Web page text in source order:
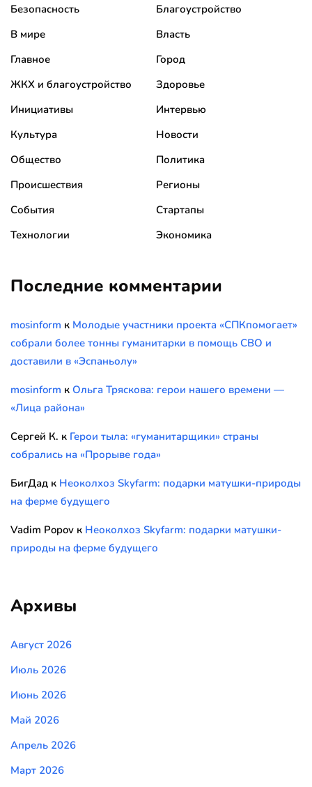
Безопасность
Благоустройство
В мире
Власть
Главное
Город
ЖКХ и благоустройство
Здоровье
Инициативы
Интервью
Культура
Новости
Общество
Политика
Происшествия
Регионы
События
Стартапы
Технологии
Экономика
Последние комментарии
mosinform к Молодые участники проекта «СПКпомогает»
собрали более тонны гуманитарки в помощь СВО и
доставили в «Эспаньолу»
mosinform к Ольга Тряскова: герои нашего времени —
«Лица района»
Сергей К. к Герои тыла: «гуманитарщики» страны
собрались на «Прорыве года»
БигДад к Неоколхоз Skyfarm: подарки матушки-природы
на ферме будущего
Vadim Popov к Неоколхоз Skyfarm: подарки матушки-
природы на ферме будущего
Архивы
Август 2026
Июль 2026
Июнь 2026
Май 2026
Апрель 2026
Март 2026